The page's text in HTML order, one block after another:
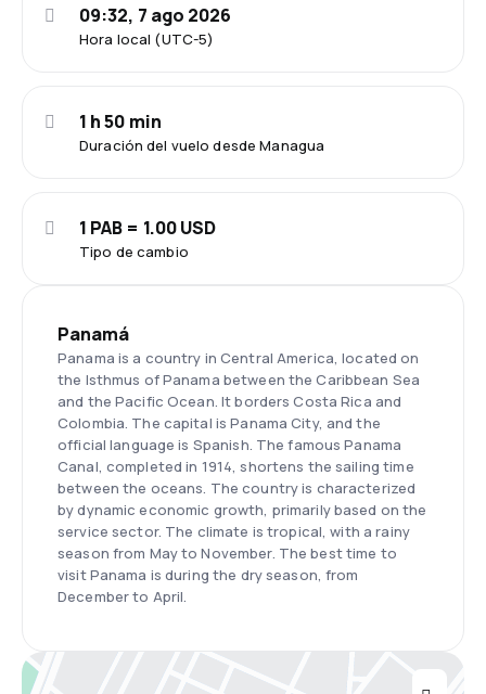
Hora local (UTC-5)
09:32, 7 ago 2026
Duración del vuelo desde Managua
1 h 50 min
Tipo de cambio
1 PAB = 1.00 USD
Panamá
Panama is a country in Central America, located on
the Isthmus of Panama between the Caribbean Sea
and the Pacific Ocean. It borders Costa Rica and
Colombia. The capital is Panama City, and the
official language is Spanish. The famous Panama
Canal, completed in 1914, shortens the sailing time
between the oceans. The country is characterized
by dynamic economic growth, primarily based on the
service sector. The climate is tropical, with a rainy
season from May to November. The best time to
visit Panama is during the dry season, from
December to April.